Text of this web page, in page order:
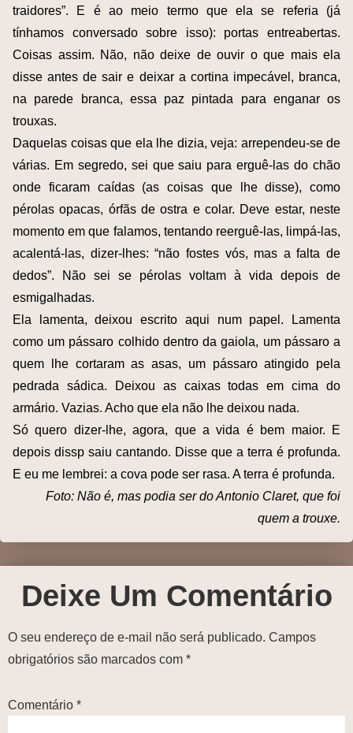
traidores”. E é ao meio termo que ela se referia (já
tínhamos conversado sobre isso): portas entreabertas.
Coisas assim. Não, não deixe de ouvir o que mais ela
disse antes de sair e deixar a cortina impecável, branca,
na parede branca, essa paz pintada para enganar os
trouxas.
Daquelas coisas que ela lhe dizia, veja: arrependeu-se de
várias. Em segredo, sei que saiu para erguê-las do chão
onde ficaram caídas (as coisas que lhe disse), como
pérolas opacas, órfãs de ostra e colar. Deve estar, neste
momento em que falamos, tentando reerguê-las, limpá-las,
acalentá-las, dizer-lhes: “não fostes vós, mas a falta de
dedos”. Não sei se pérolas voltam à vida depois de
esmigalhadas.
Ela lamenta, deixou escrito aqui num papel. Lamenta
como um pássaro colhido dentro da gaiola, um pássaro a
quem lhe cortaram as asas, um pássaro atingido pela
pedrada sádica. Deixou as caixas todas em cima do
armário. Vazias. Acho que ela não lhe deixou nada.
Só quero dizer-lhe, agora, que a vida é bem maior. E
depois dissp saiu cantando. Disse que a terra é profunda.
E eu me lembrei: a cova pode ser rasa. A terra é profunda.
Foto: Não é, mas podia ser do Antonio Claret, que foi
quem a trouxe.
Deixe Um Comentário
O seu endereço de e-mail não será publicado. Campos
obrigatórios são marcados com *
Comentário *